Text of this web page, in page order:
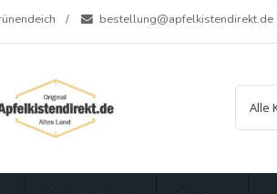
bestellung@apfelkistendirekt.de